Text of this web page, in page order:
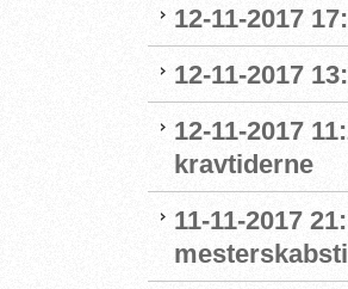
12-11-2017
12-11-2017
12-11-2017
kravtiderne
11-11-2017